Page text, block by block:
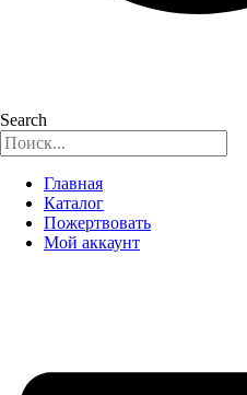
Search
Главная
Каталог
Пожертвовать
Мой аккаунт